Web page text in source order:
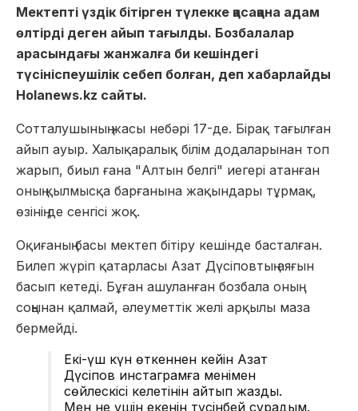
Мектепті үздік бітірген түлекке қасақана адам
өлтірді деген айып тағылды. Бозбалалар
арасындағы жанжалға би кешіндегі
түсініспеушілік себеп болған, деп хабарлайды
Holanews.kz сайты.
Сотталушының жасы небәрі 17-де. Бірақ тағылған
айып ауыр. Халықаралық білім додаларынан топ
жарып, биыл ғана "Алтын белгі" иегері атанған
оның қылмысқа барғанына жақындары тұрмақ,
өзінің де сенгісі жоқ.
Оқиғаның басы мектеп бітіру кешінде басталған.
Билеп жүріп қатарласы Азат Дүсіповтың аяғын
басып кетеді. Бұған ашуланған бозбала оның
соңынан қалмай, әлеуметтік желі арқылы маза
бермейді.
Екі-үш күн өткеннен кейін Азат
Дүсіпов инстаграмға менімен
сөйлескісі келетінін айтып жазды.
Мен не үшін екенін түсінбей сұрадым.